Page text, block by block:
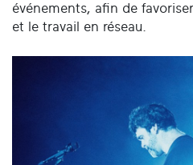
événements, afin de
et le travail en réseau.